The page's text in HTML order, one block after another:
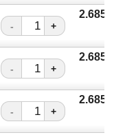
- +
2.685
- +
2.685
- +
2.685